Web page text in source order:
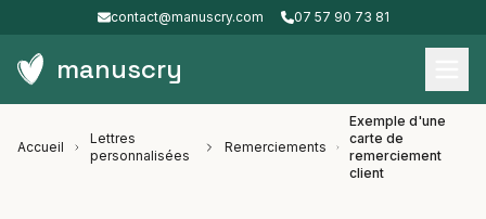
contact@manuscry.com 07 57 90 73 81
manuscry
Accueil
Lettres
personnalisées
Remerciements
Exemple d'une
carte de
remerciement
client